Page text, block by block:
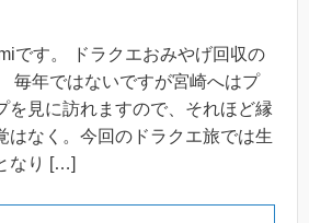
です。 ドラクエおみやげ回収の
毎年ではないですが宮崎へはプ
を見に訪れますので、それほど縁
はなく。今回のドラクエ旅では生
なり […]